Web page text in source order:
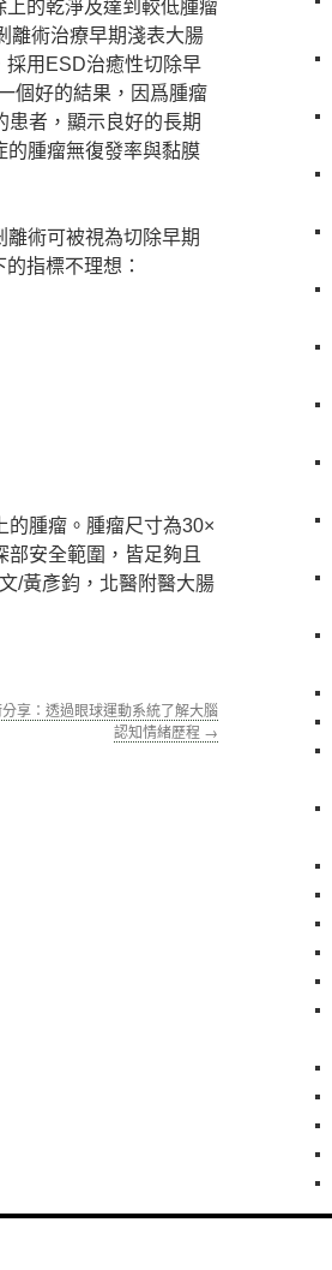
的乾淨及達到較低腫瘤
離術治療早期淺表大腸
採用ESD治癒性切除早
個好的結果，因爲腫瘤
者，顯示良好的長期
的腫瘤無復發率與黏膜
術可被視為切除早期
指標不理想：
的腫瘤。腫瘤尺寸為30×
安全範圍，皆足夠且
/黃彥鈞，北醫附醫大腸
享：透過眼球運動系統了解大腦
認知情緒歷程 →